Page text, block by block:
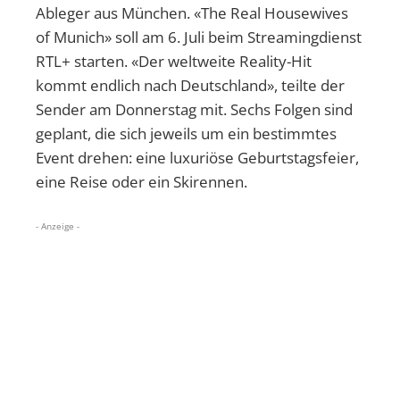
Ableger aus München. «The Real Housewives
of Munich» soll am 6. Juli beim Streamingdienst
RTL+ starten. «Der weltweite Reality-Hit
kommt endlich nach Deutschland», teilte der
Sender am Donnerstag mit. Sechs Folgen sind
geplant, die sich jeweils um ein bestimmtes
Event drehen: eine luxuriöse Geburtstagsfeier,
eine Reise oder ein Skirennen.
- Anzeige -